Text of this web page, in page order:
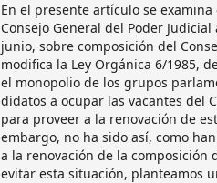
En el presente artículo se
Consejo General del Poder
junio, sobre composición del
modifica la Ley Orgánica 6/1985,
el monopolio de los grupos
didatos a ocupar las vacantes del
para proveer a la renovación de
embargo, no ha sido así, como
a la renovación de la composición
evitar esta situación, planteamos